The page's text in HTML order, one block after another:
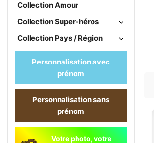
Collection Amour
Collection Super-héros
Collection Pays / Région
Personnalisation avec
prénom
Personnalisation sans
prénom
Votre photo, votre